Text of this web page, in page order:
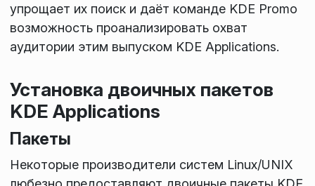
упрощает их поиск и даёт команде KDE Promo
возможность проанализировать охват
аудитории этим выпуском KDE Applications.
Установка двоичных пакетов
KDE Applications
Пакеты
Некоторые производители систем Linux/UNIX